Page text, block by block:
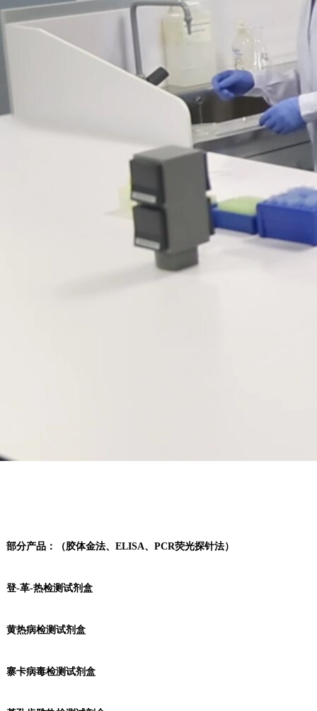
部分产品：（胶体金法、ELISA、PCR荧光探针法）
登-革-热检测试剂盒
黄热病检测试剂盒
寨卡病毒检测试剂盒